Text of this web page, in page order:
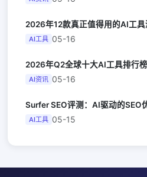
AI工具 05-16
AI资讯 05-16
AI工具 05-15